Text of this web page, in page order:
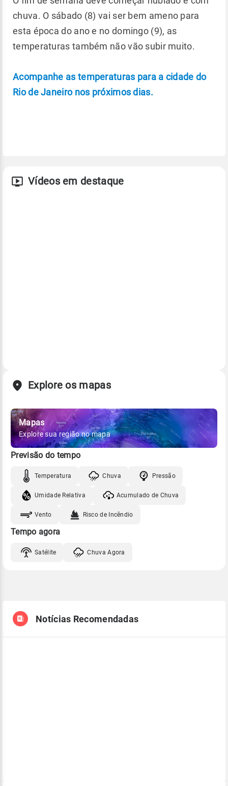
chuva. O sábado (8) vai ser bem ameno para
esta época do ano e no domingo (9), as
temperaturas também não vão subir muito.
Acompanhe as temperaturas para a cidade do
Rio de Janeiro nos próximos dias.
Vídeos em destaque
Explore os mapas
Mapas
Explore sua região no mapa
Previsão do tempo
Temperatura Chuva Pressão
Umidade Relativa Acumulado de Chuva
Vento Risco de Incêndio
Tempo agora
Satélite Chuva Agora
Notícias Recomendadas